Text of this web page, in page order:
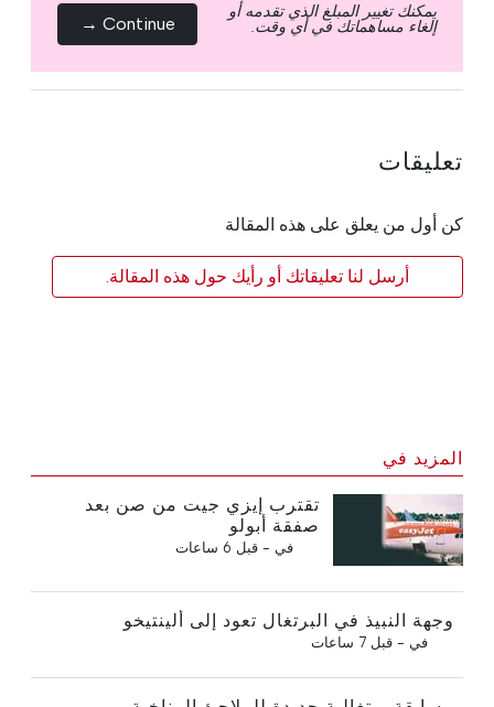
يمكنك تغيير المبلغ الذي تقدمه أو
إلغاء مساهماتك في أي وقت. Continue →
تعليقات
كن أول من يعلق على هذه المقالة
أرسل لنا تعليقاتك أو رأيك حول هذه المقالة.
المزيد في
تقترب إيزي جيت من صن بعد
صفقة أبولو
في - قبل 6 ساعات
وجهة النبيذ في البرتغال تعود إلى ألينتيخو
في - قبل 7 ساعات